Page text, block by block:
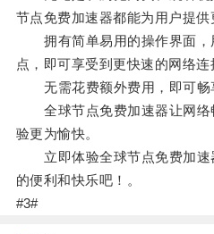
节点免费加速器都能为用户提供
拥有简单易用的操作界面，
点，即可享受到更快速的网络连
无需花费额外费用，即可畅
全球节点免费加速器让网络
验更为愉快。
立即体验全球节点免费加速
的便利和快乐吧！。
#3#